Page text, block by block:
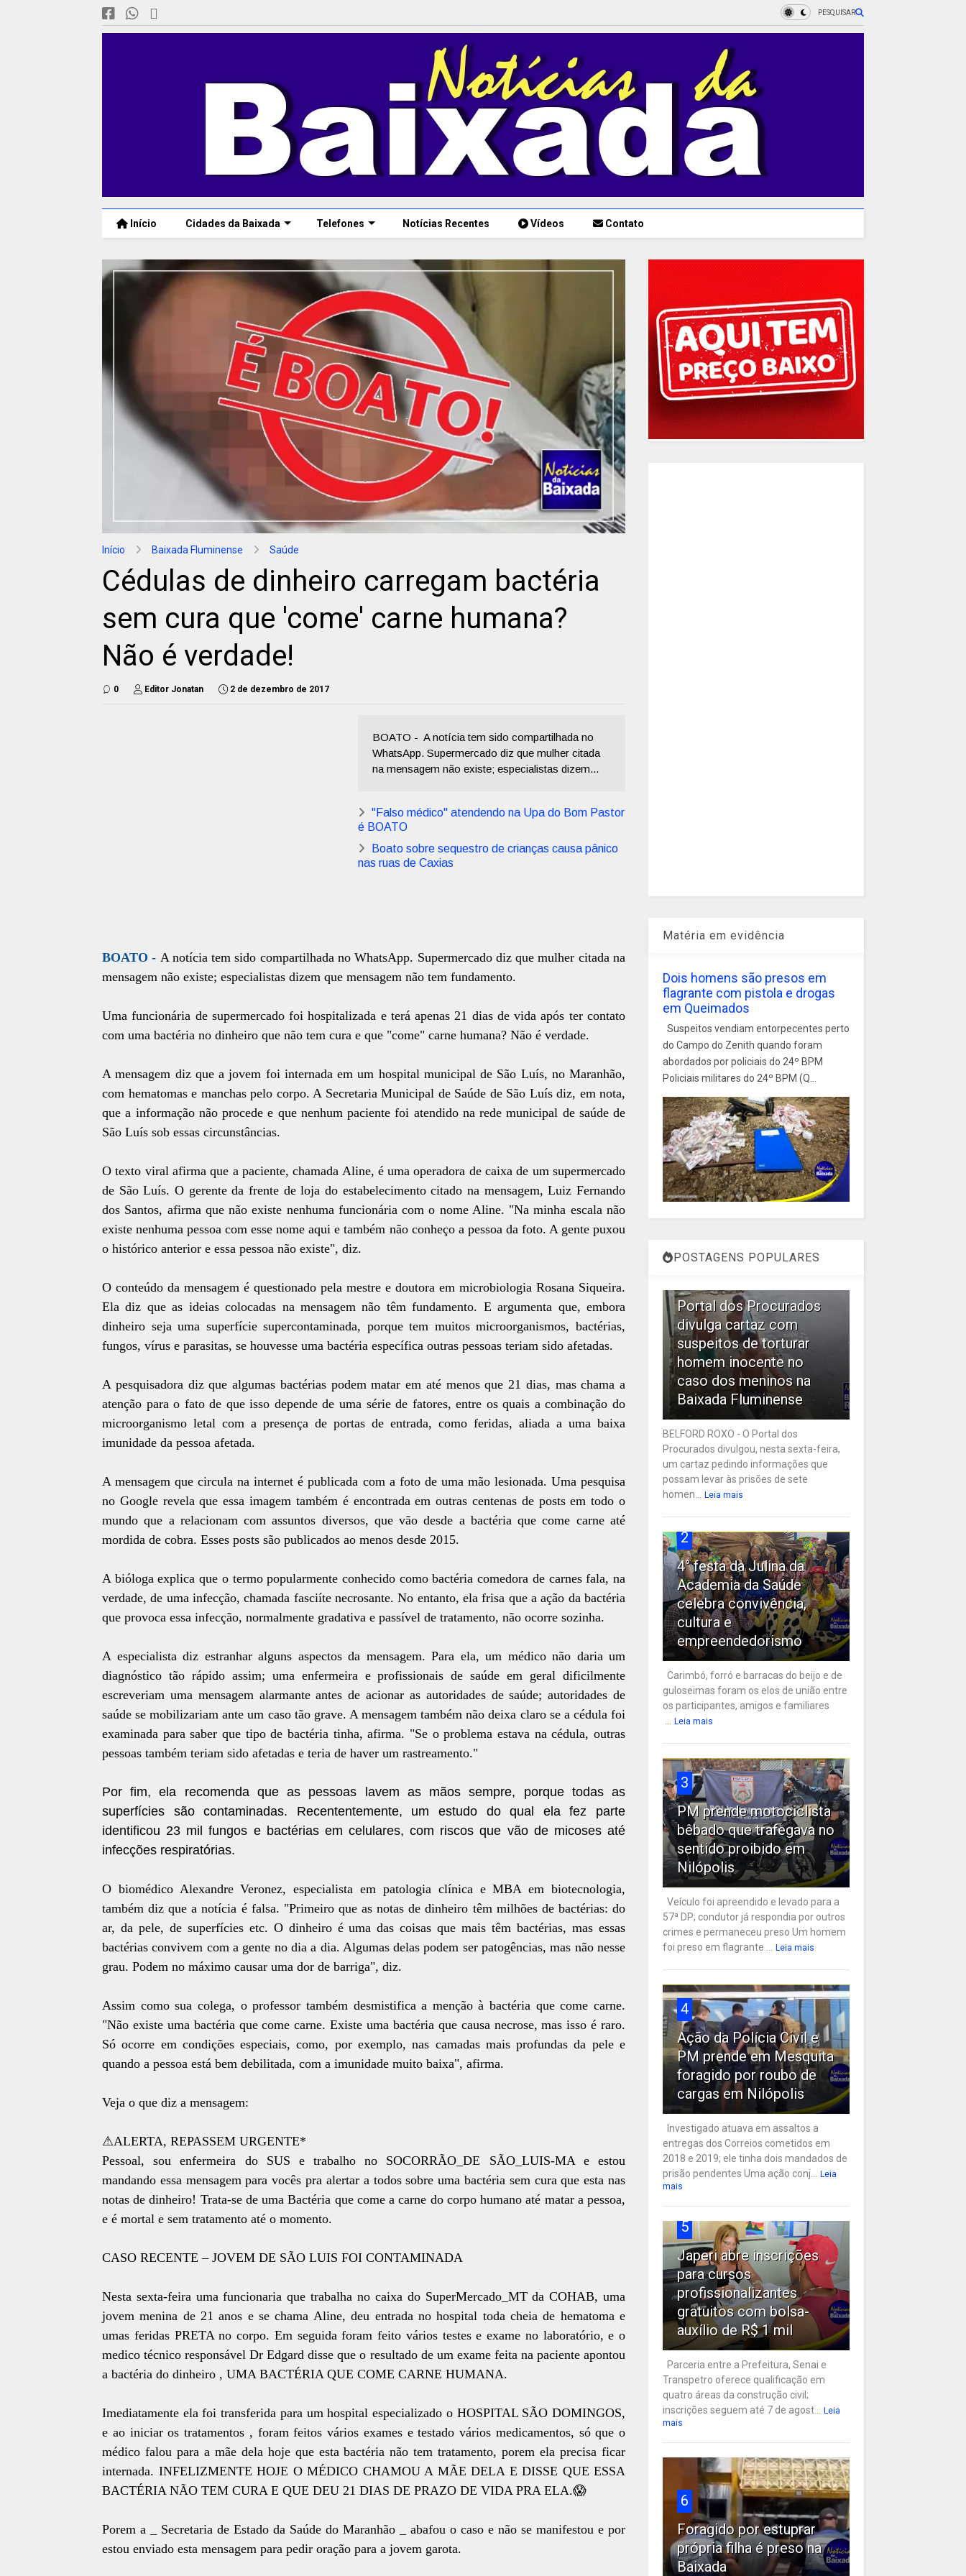
PESQUISAR
Início Cidades da Baixada Telefones Notícias Recentes Vídeos Contato
Início Baixada Fluminense Saúde
Cédulas de dinheiro carregam bactéria
sem cura que 'come' carne humana?
Não é verdade!
0 Editor Jonatan 2 de dezembro de 2017
BOATO - A notícia tem sido compartilhada no
WhatsApp. Supermercado diz que mulher citada
na mensagem não existe; especialistas dizem...
"Falso médico" atendendo na Upa do Bom Pastor
é BOATO
Boato sobre sequestro de crianças causa pânico
nas ruas de Caxias
BOATO - A notícia tem sido compartilhada no WhatsApp. Supermercado diz que mulher citada na
mensagem não existe; especialistas dizem que mensagem não tem fundamento.
Uma funcionária de supermercado foi hospitalizada e terá apenas 21 dias de vida após ter contato
com uma bactéria no dinheiro que não tem cura e que "come" carne humana? Não é verdade.
A mensagem diz que a jovem foi internada em um hospital municipal de São Luís, no Maranhão,
com hematomas e manchas pelo corpo. A Secretaria Municipal de Saúde de São Luís diz, em nota,
que a informação não procede e que nenhum paciente foi atendido na rede municipal de saúde de
São Luís sob essas circunstâncias.
O texto viral afirma que a paciente, chamada Aline, é uma operadora de caixa de um supermercado
de São Luís. O gerente da frente de loja do estabelecimento citado na mensagem, Luiz Fernando
dos Santos, afirma que não existe nenhuma funcionária com o nome Aline. "Na minha escala não
existe nenhuma pessoa com esse nome aqui e também não conheço a pessoa da foto. A gente puxou
o histórico anterior e essa pessoa não existe", diz.
O conteúdo da mensagem é questionado pela mestre e doutora em microbiologia Rosana Siqueira.
Ela diz que as ideias colocadas na mensagem não têm fundamento. E argumenta que, embora
dinheiro seja uma superfície supercontaminada, porque tem muitos microorganismos, bactérias,
fungos, vírus e parasitas, se houvesse uma bactéria específica outras pessoas teriam sido afetadas.
A pesquisadora diz que algumas bactérias podem matar em até menos que 21 dias, mas chama a
atenção para o fato de que isso depende de uma série de fatores, entre os quais a combinação do
microorganismo letal com a presença de portas de entrada, como feridas, aliada a uma baixa
imunidade da pessoa afetada.
A mensagem que circula na internet é publicada com a foto de uma mão lesionada. Uma pesquisa
no Google revela que essa imagem também é encontrada em outras centenas de posts em todo o
mundo que a relacionam com assuntos diversos, que vão desde a bactéria que come carne até
mordida de cobra. Esses posts são publicados ao menos desde 2015.
A bióloga explica que o termo popularmente conhecido como bactéria comedora de carnes fala, na
verdade, de uma infecção, chamada fasciíte necrosante. No entanto, ela frisa que a ação da bactéria
que provoca essa infecção, normalmente gradativa e passível de tratamento, não ocorre sozinha.
A especialista diz estranhar alguns aspectos da mensagem. Para ela, um médico não daria um
diagnóstico tão rápido assim; uma enfermeira e profissionais de saúde em geral dificilmente
escreveriam uma mensagem alarmante antes de acionar as autoridades de saúde; autoridades de
saúde se mobilizariam ante um caso tão grave. A mensagem também não deixa claro se a cédula foi
examinada para saber que tipo de bactéria tinha, afirma. "Se o problema estava na cédula, outras
pessoas também teriam sido afetadas e teria de haver um rastreamento."
Por fim, ela recomenda que as pessoas lavem as mãos sempre, porque todas as
superfícies são contaminadas. Recententemente, um estudo do qual ela fez parte
identificou 23 mil fungos e bactérias em celulares, com riscos que vão de micoses até
infecções respiratórias.
O biomédico Alexandre Veronez, especialista em patologia clínica e MBA em biotecnologia,
também diz que a notícia é falsa. "Primeiro que as notas de dinheiro têm milhões de bactérias: do
ar, da pele, de superfícies etc. O dinheiro é uma das coisas que mais têm bactérias, mas essas
bactérias convivem com a gente no dia a dia. Algumas delas podem ser patogências, mas não nesse
grau. Podem no máximo causar uma dor de barriga", diz.
Assim como sua colega, o professor também desmistifica a menção à bactéria que come carne.
"Não existe uma bactéria que come carne. Existe uma bactéria que causa necrose, mas isso é raro.
Só ocorre em condições especiais, como, por exemplo, nas camadas mais profundas da pele e
quando a pessoa está bem debilitada, com a imunidade muito baixa", afirma.
Veja o que diz a mensagem:
⚠ALERTA, REPASSEM URGENTE*
Pessoal, sou enfermeira do SUS e trabalho no SOCORRÃO_DE SÃO_LUIS-MA e estou
mandando essa mensagem para vocês pra alertar a todos sobre uma bactéria sem cura que esta nas
notas de dinheiro! Trata-se de uma Bactéria que come a carne do corpo humano até matar a pessoa,
e é mortal e sem tratamento até o momento.
CASO RECENTE – JOVEM DE SÃO LUIS FOI CONTAMINADA
Nesta sexta-feira uma funcionaria que trabalha no caixa do SuperMercado_MT da COHAB, uma
jovem menina de 21 anos e se chama Aline, deu entrada no hospital toda cheia de hematoma e
umas feridas PRETA no corpo. Em seguida foram feito vários testes e exame no laboratório, e o
medico técnico responsável Dr Edgard disse que o resultado de um exame feita na paciente apontou
a bactéria do dinheiro , UMA BACTÉRIA QUE COME CARNE HUMANA.
Imediatamente ela foi transferida para um hospital especializado o HOSPITAL SÃO DOMINGOS,
e ao iniciar os tratamentos , foram feitos vários exames e testado vários medicamentos, só que o
médico falou para a mãe dela hoje que esta bactéria não tem tratamento, porem ela precisa ficar
internada. INFELIZMENTE HOJE O MÉDICO CHAMOU A MÃE DELA E DISSE QUE ESSA
BACTÉRIA NÃO TEM CURA E QUE DEU 21 DIAS DE PRAZO DE VIDA PRA ELA.😱
Porem a _ Secretaria de Estado da Saúde do Maranhão _ abafou o caso e não se manifestou e por
estou enviado esta mensagem para pedir oração para a jovem garota.
Matéria em evidência
Dois homens são presos em
flagrante com pistola e drogas
em Queimados
Suspeitos vendiam entorpecentes perto
do Campo do Zenith quando foram
abordados por policiais do 24º BPM
Policiais militares do 24º BPM (Q...
POSTAGENS POPULARES
Portal dos Procurados
divulga cartaz com
suspeitos de torturar
homem inocente no
caso dos meninos na
Baixada Fluminense
BELFORD ROXO - O Portal dos
Procurados divulgou, nesta sexta-feira,
um cartaz pedindo informações que
possam levar às prisões de sete
homen... Leia mais
2
4° festa da Julina da
Academia da Saúde
celebra convivência,
cultura e
empreendedorismo
Carimbó, forró e barracas do beijo e de
guloseimas foram os elos de união entre
os participantes, amigos e familiares
... Leia mais
3
PM prende motociclista
bêbado que trafegava no
sentido proibido em
Nilópolis
Veículo foi apreendido e levado para a
57ª DP; condutor já respondia por outros
crimes e permaneceu preso Um homem
foi preso em flagrante ... Leia mais
4
Ação da Polícia Civil e
PM prende em Mesquita
foragido por roubo de
cargas em Nilópolis
Investigado atuava em assaltos a
entregas dos Correios cometidos em
2018 e 2019; ele tinha dois mandados de
prisão pendentes Uma ação conj... Leia
mais
5
Japeri abre inscrições
para cursos
profissionalizantes
gratuitos com bolsa-
auxílio de R$ 1 mil
Parceria entre a Prefeitura, Senai e
Transpetro oferece qualificação em
quatro áreas da construção civil;
inscrições seguem até 7 de agost... Leia
mais
6
Foragido por estuprar
própria filha é preso na
Baixada